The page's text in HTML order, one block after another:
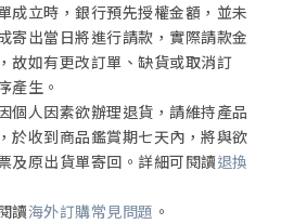
成立時，銀行預先授權金額，並未
寄出當日將進行請款，實際請款金
故如有更改訂單、缺貨或取消訂
產生。
個人因素欲辦理退貨，請維持產品
於收到商品鑑賞期七天內，將與欲
及原出貨單寄回。詳細可閱讀退換
讀海外訂購常見問題 。